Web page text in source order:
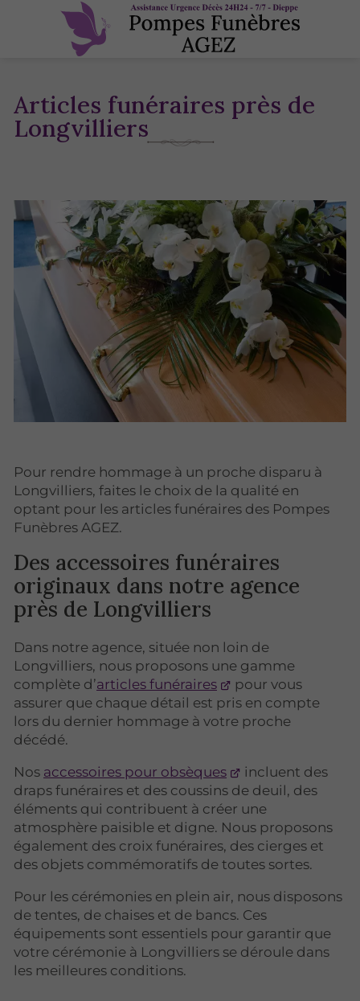
Articles funéraires près de
Longvilliers
Pour rendre hommage à un proche disparu à
Longvilliers, faites le choix de la qualité en
optant pour les articles funéraires des Pompes
Funèbres AGEZ.
Des accessoires funéraires
originaux dans notre agence
près de Longvilliers
Dans notre agence, située non loin de
Longvilliers, nous proposons une gamme
complète d’articles funéraires
pour vous
assurer que chaque détail est pris en compte
lors du dernier hommage à votre proche
décédé.
Nos accessoires pour obsèques
incluent des
draps funéraires et des coussins de deuil, des
éléments qui contribuent à créer une
atmosphère paisible et digne. Nous proposons
également des croix funéraires, des cierges et
des objets commémoratifs de toutes sortes.
Pour les cérémonies en plein air, nous disposons
de tentes, de chaises et de bancs. Ces
équipements sont essentiels pour garantir que
votre cérémonie à Longvilliers se déroule dans
les meilleures conditions.